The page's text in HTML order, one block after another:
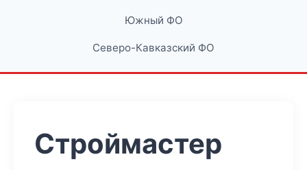
Южный ФО
Северо-Кавказский ФО
Строймастер